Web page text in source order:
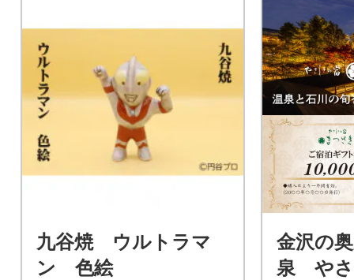
九谷焼 ウルトラマ
ン 色絵
金沢の
泉 やさ